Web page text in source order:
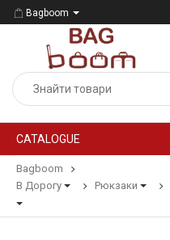
Bagboom
CATALOGUE
Bagboom
В Дорогу
Рюкзаки